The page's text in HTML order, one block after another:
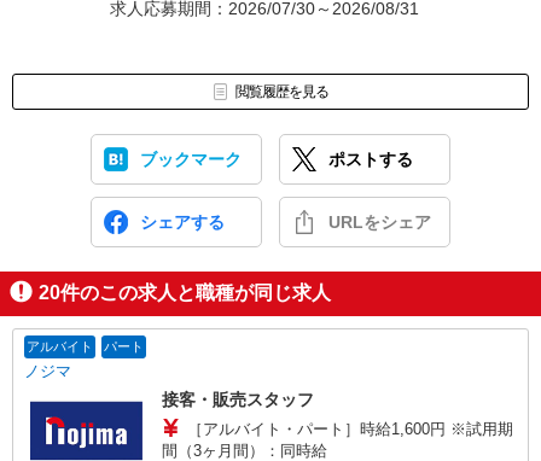
求人応募期間：2026/07/30～2026/08/31
閲覧履歴を見る
ブックマーク ポストする
シェアする URLをシェア
20件のこの求人と職種が同じ求人
アルバイト パート
ノジマ
接客・販売スタッフ
［アルバイト・パート］時給1,600円 ※試用期
間（3ヶ月間）：同時給